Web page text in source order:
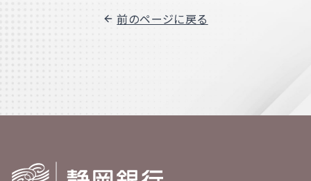
前のページに戻る